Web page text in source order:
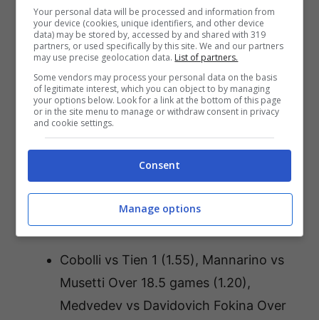
Atp 500 Tokyo e Pechino, programma e pronostici di
domenica 28 settembre (Foto Ansa) – Bettingnews
Cobolli vs Tien 1 (1.55), Mannarino vs
Musetti Over 18.5 games (1.20),
Medvedev vs Davidovich Fokina Over
Your personal data will be processed and information from
your device (cookies, unique identifiers, and other device
data) may be stored by, accessed by and shared with 319
partners, or used specifically by this site. We and our partners
may use precise geolocation data. List of partners.
Some vendors may process your personal data on the basis
of legitimate interest, which you can object to by managing
your options below. Look for a link at the bottom of this page
or in the site menu to manage or withdraw consent in privacy
and cookie settings.
Consent
Manage options